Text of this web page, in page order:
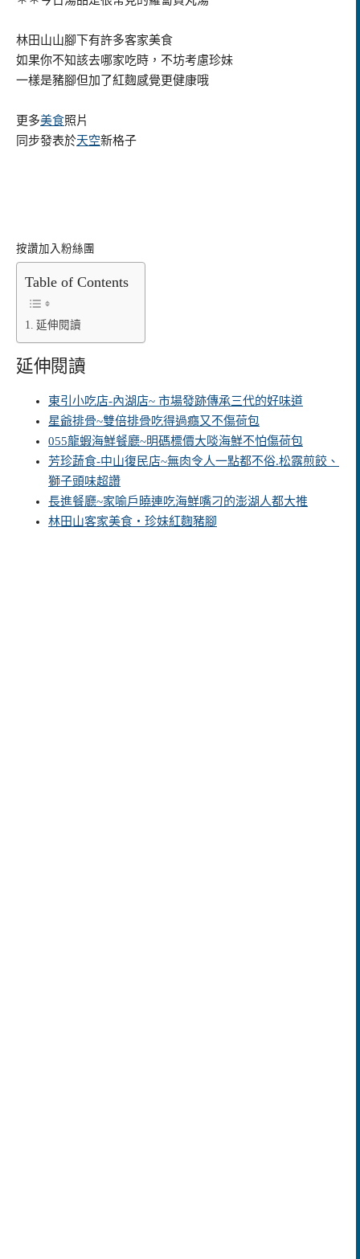
林田山山腳下有許多客家美食
如果你不知該去哪家吃時，不坊考慮珍妹
一樣是豬腳但加了紅麴感覺更健康哦
更多美食照片
同步發表於天空新格子
按讚加入粉絲團
Table of Contents
延伸閱讀
延伸閱讀
東引小吃店-內湖店~ 市場發跡傳承三代的好味道
星爺排骨~雙倍排骨吃得過癮又不傷荷包
055龍蝦海鮮餐廳~明碼標價大啖海鮮不怕傷荷包
芳珍蔬食-中山復民店~無肉令人一點都不俗.松露煎餃、
獅子頭味超讚
長進餐廳~家喻戶曉連吃海鮮嘴刁的澎湖人都大推
林田山客家美食‧珍妹紅麴豬腳